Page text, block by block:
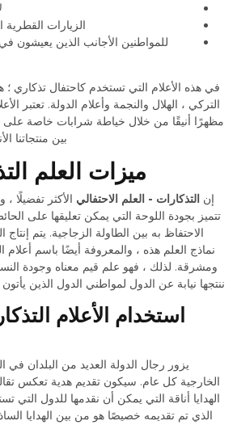
الزيارات القطرية
للمواطنين الأجانب الذين يعيشون
في هذه الأعلام التي تستخدم كاحتفال تذكاري ؛
التركي ، الهلال والنجمة وأعلام الدولة. تعتبر
مظهرًا أنيقًا من خلال خياطة شرابات خاصة على
بين منتجاتنا
ميزات العلم
إن التذكارات - العلم الاحتفالي الأكثر تفضيلًا
تتميز بجودة اللوحة التي يمكن تعليقها على
الاحتفاظ به بين الطاولة الزجاجية. يتم
نماذج العلم هذه ، والمعروفة أيضًا باسم
ومشرقة. لذلك ، فهو علم قيم معناه وجودة
ننتجها نيابة عن الدول لمواطني الدول الذين
استخدام الأعلام
يزور رجال الدولة العديد من البلدان في
الخارجية كل عام. سيكون تقديم هدية تعكس
الهدايا أناقة التي يمكن أن نقدمها للدول التي
الذي تم تقديمه خصيصًا هو من بين الهدايا